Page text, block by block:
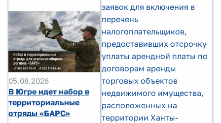
05.08.2026
В Югре идет набор в
территориальные
отряды «БАРС»
заявок для включения в
перечень
налогоплательщиков,
предоставивших отсрочку
уплаты арендной платы по
договорам аренды
торговых объектов
недвижимого имущества,
расположенных на
территории Ханты-